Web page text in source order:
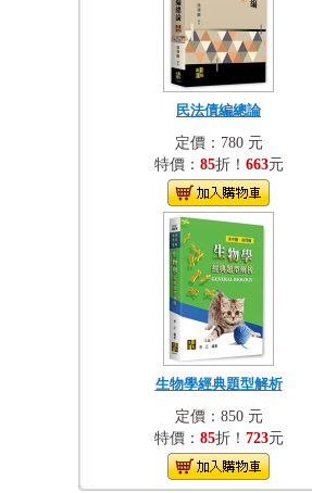
民法債編總論
定價：780 元
特價： 85折！ 663元
生物學經典題型解析
定價：850 元
特價： 85折！ 723元